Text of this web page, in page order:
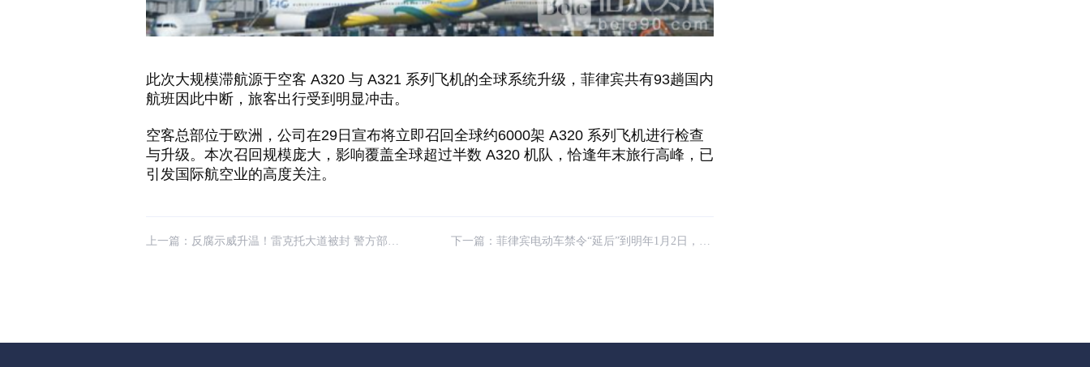
此次大规模滞航源于空客 A320 与A321 系列飞机的全球系统升级，菲律宾共有93趟国内
航班因此中断，旅客出行受到明显冲击。
空客总部位于欧洲，公司在29日宣布将立即召回全球约6000架 A320 系列飞机进行检查
与升级。本次召回规模庞大，影响覆盖全球超过半数 A320 机队，恰逢年末旅行高峰，已
引发国际航空业的高度关注。
上一篇： 反腐示威升温！雷克托大道被封 警方部署铁网防骚乱 下一篇： 菲律宾电动车禁令“延后”到明年1月2日，到时严抓、无延长！